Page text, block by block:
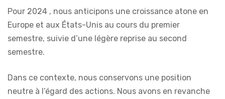
Pour 2024 , nous anticipons une croissance atone en
Europe et aux États-Unis au cours du premier
semestre, suivie d’une légère reprise au second
semestre.
Dans ce contexte, nous conservons une position
neutre à l’égard des actions. Nous avons en revanche